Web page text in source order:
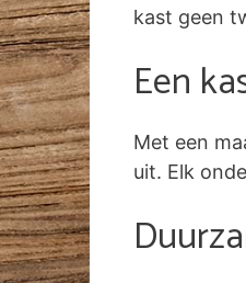
kast geen
Een
Met een
uit. Elk